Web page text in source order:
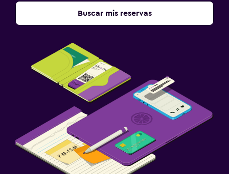
Buscar mis reservas